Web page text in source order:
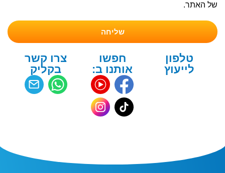
של האתר.
שליחה
טלפון
לייעוץ
חפשו
אותנו ב:
צרו קשר
בקליק